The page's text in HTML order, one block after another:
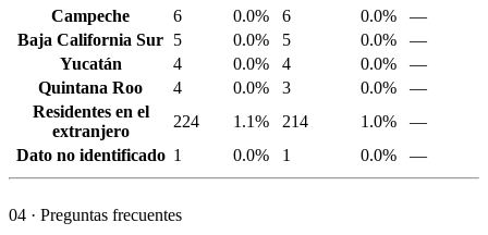
Campeche
6 0.0% 6 0.0%
—
Baja California Sur 5 0.0% 5 0.0%
—
Yucatán
4 0.0% 4 0.0%
—
Quintana Roo
4 0.0% 3 0.0%
—
Residentes en el
extranjero
224 1.1% 214 1.0%
—
Dato no identificado 1 0.0% 1 0.0% —
04 · Preguntas frecuentes